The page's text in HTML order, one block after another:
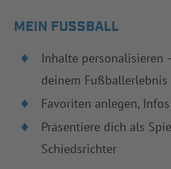
MEIN FUSSBALL
Inhalte personalisieren
deinem Fußballerlebnis
Favoriten anlegen,
Präsentiere dich als
Schiedsrichter